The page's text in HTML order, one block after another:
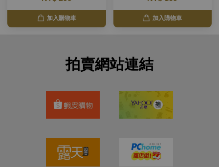
加入購物車 加入購物車
拍賣網站連結